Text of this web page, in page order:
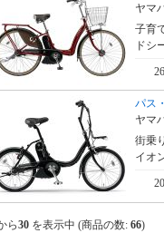
ヤマ
子育
ドシ
パス
ヤマ
街乗
イオ
ら30 を表示中 (商品の数: 66)